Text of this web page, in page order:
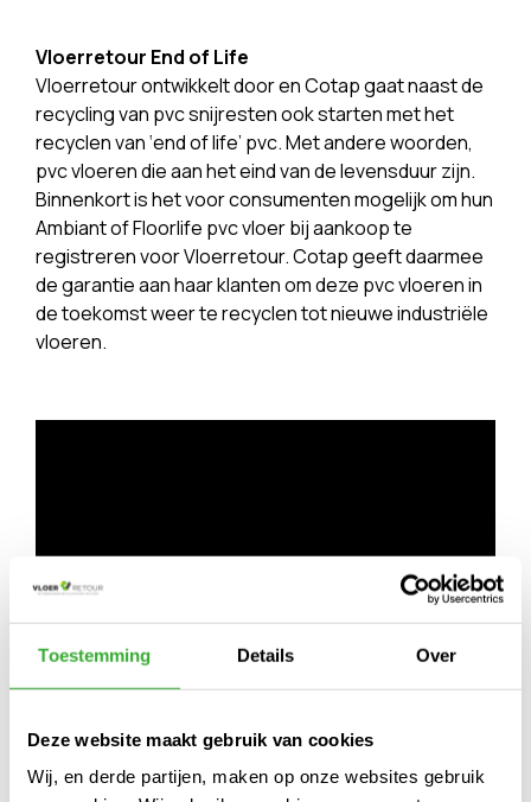
Toestemming Details Over
Deze website maakt gebruik van cookies
Wij, en derde partijen, maken op onze websites gebruik
Vloerretour End of Life
Vloerretour ontwikkelt door en Cotap gaat naast de
recycling van pvc snijresten ook starten met het
recyclen van ‘end of life’ pvc. Met andere woorden,
pvc vloeren die aan het eind van de levensduur zijn.
Binnenkort is het voor consumenten mogelijk om hun
Ambiant of Floorlife pvc vloer bij aankoop te
registreren voor Vloerretour. Cotap geeft daarmee
de garantie aan haar klanten om deze pvc vloeren in
de toekomst weer te recyclen tot nieuwe industriële
vloeren.